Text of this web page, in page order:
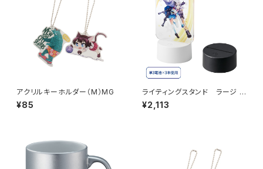
アクリルキーホルダー（M）MG
¥85
ライティングスタンド ラージ M
G (アクリル板対応）
¥2,113